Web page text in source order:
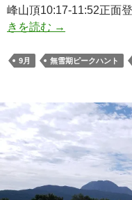
峰山頂10:17-11:52正面
きを読む 日
二
山
「由
布
岳」
（正
面
→
9月 無雪期ピークハント